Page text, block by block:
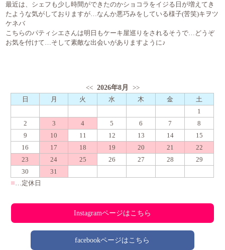
最近は、シェフも少し時間ができたのかショコラをイジる日が増えてき
たような気がしておりますが…なんか悪巧みをしている様子(苦笑)キヲツ
ケネバ
こちらのパティシエさんは明日もケーキ屋巡りをされるそうで…どうぞ
お気を付けて…そして素敵な出会いがありますように♪
<<2026年8月 >>
日 月 火 水 木 金
土
1
2
3 4 5 6 7
8
9
10 11 12 13 14
15
16
17 18 19 20 21
22
23
24 25 26 27 28
29
30
31
■ …定休日
Instagramページはこちら
facebookページはこちら